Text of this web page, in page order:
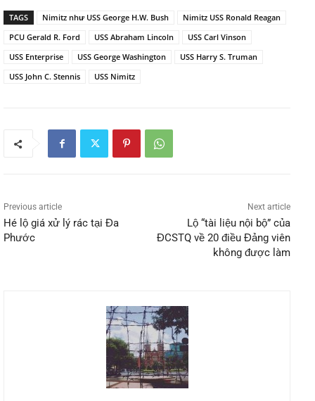
TAGS Nimitz như USS George H.W. Bush
Nimitz USS Ronald Reagan
PCU Gerald R. Ford
USS Abraham Lincoln
USS Carl Vinson
USS Enterprise
USS George Washington
USS Harry S. Truman
USS John C. Stennis
USS Nimitz
Previous article
Hé lộ giá xử lý rác tại Đa
Phước
Next article
Lộ “tài liệu nội bộ” của
ĐCSTQ về 20 điều Đảng viên
không được làm